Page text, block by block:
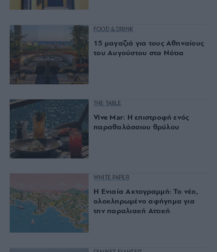
FOOD & DRINK
15 μαγαζιά για τους Αθηναίους
του Αυγούστου στα Νότια
THE TABLE
Vive Mar: Η επιστροφή ενός
παραθαλάσσιου θρύλου
WHITE PAPER
Η Ενιαία Ακτογραμμή: Το νέο,
ολοκληρωμένο αφήγημα για
την παραλιακή Αττική